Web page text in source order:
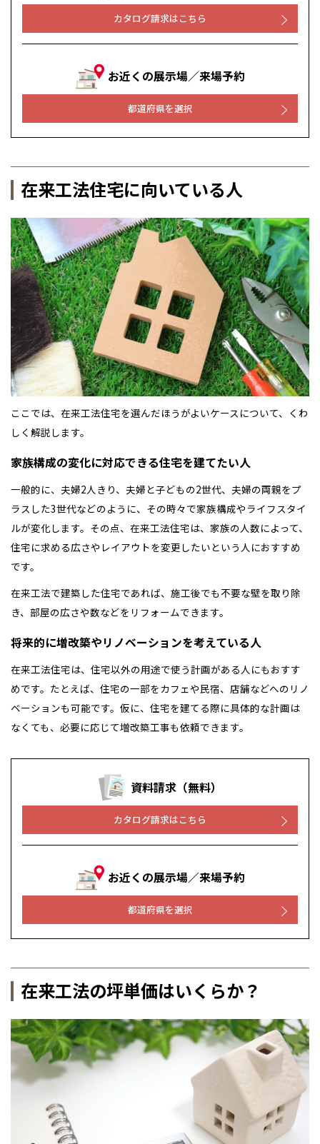
カタログ請求はこちら
お近くの展示場／来場予約
都道府県を選択
在来工法住宅に向いている人
ここでは、在来工法住宅を選んだほうがよいケースについて、くわ
しく解説します。
家族構成の変化に対応できる住宅を建てたい人
一般的に、夫婦2人きり、夫婦と子どもの2世代、夫婦の両親をプ
ラスした3世代などのように、その時々で家族構成やライフスタイ
ルが変化します。その点、在来工法住宅は、家族の人数によって、
住宅に求める広さやレイアウトを変更したいという人におすすめ
です。
在来工法で建築した住宅であれば、施工後でも不要な壁を取り除
き、部屋の広さや数などをリフォームできます。
将来的に増改築やリノベーションを考えている人
在来工法住宅は、住宅以外の用途で使う計画がある人にもおすす
めです。たとえば、住宅の一部をカフェや民宿、店舗などへのリノ
ベーションも可能です。仮に、住宅を建てる際に具体的な計画は
なくても、必要に応じて増改築工事も依頼できます。
資料請求（無料）
カタログ請求はこちら
お近くの展示場／来場予約
都道府県を選択
在来工法の坪単価はいくらか？